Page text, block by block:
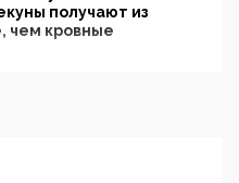
получают из
чем кровные